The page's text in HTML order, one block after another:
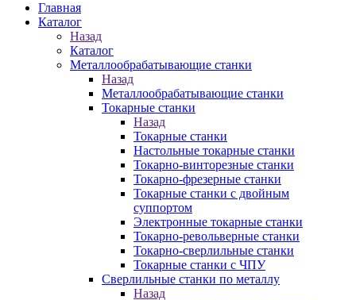
Главная
Каталог
Назад
Каталог
Металлообрабатывающие станки
Назад
Металлообрабатывающие станки
Токарные станки
Назад
Токарные станки
Настольные токарные станки
Токарно-винторезные станки
Токарно-фрезерные станки
Токарные станки с двойным
суппортом
Электронные токарные станки
Токарно-револьверные станки
Токарно-сверлильные станки
Токарные станки с ЧПУ
Сверлильные станки по металлу
Назад